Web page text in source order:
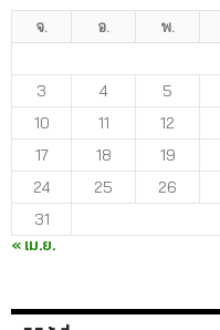
จ. อ. พ.
3
4 5
10
11 12
17
18 19
24
25 26
31
« เม.ย.